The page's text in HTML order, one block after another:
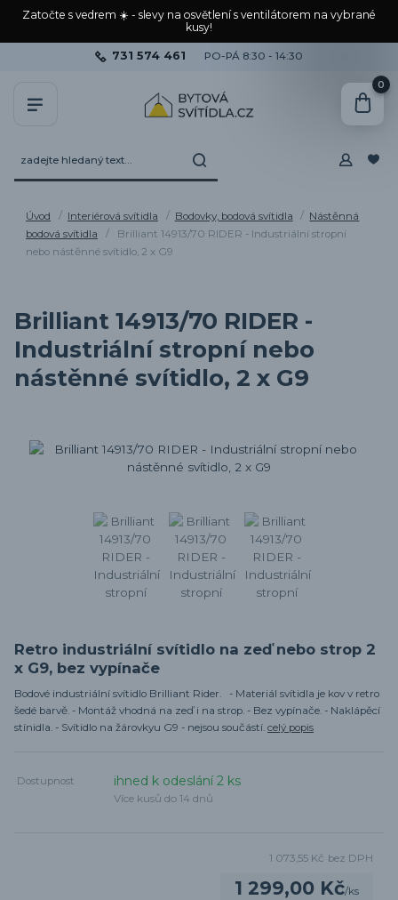
Zatočte s vedrem ☀️ - slevy na osvětlení s ventilátorem na vybrané
kusy!
731 574 461 PO-PÁ 8:30 - 14:30
0
Úvod Interiérová svítidla Bodovky, bodová svítidla
Nástěnná
bodová svítidla
Brilliant 14913/70 RIDER - Industriální stropní
nebo nástěnné svítidlo, 2 x G9
Brilliant 14913/70 RIDER -
Industriální stropní nebo
nástěnné svítidlo, 2 x G9
Retro industriální svítidlo na zeď nebo strop 2
x G9, bez vypínače
Bodové industriální svítidlo Brilliant Rider. - Materiál svítidla je kov v retro
šedé barvě. - Montáž vhodná na zeď i na strop. - Bez vypínače. - Naklápěcí
stínidla. - Svítidlo na žárovkyu G9 - nejsou součástí. celý popis
Dostupnost ihned k odeslání 2 ks
Více kusů do 14 dnů
1 299,00 Kč/ks
1 073,55 Kč bez DPH